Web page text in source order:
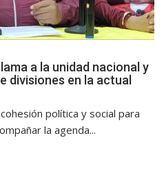
a la unidad nacional y
divisiones en la actual
política y social para
la agenda...